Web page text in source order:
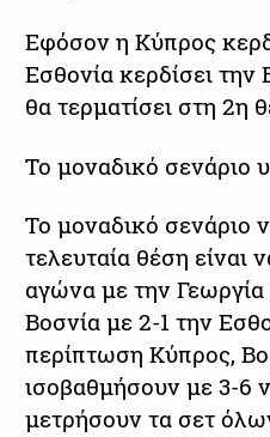
Εφόσον η Κύπρος
Εσθονία κερδίσει
θα τερματίσει στη 2η
Το μοναδικό σενάριο
Το μοναδικό σενάριο
τελευταία θέση είναι
αγώνα με την Γεωργία
Βοσνία με 2-1 την
περίπτωση Κύπρος,
ισοβαθμήσουν με 3-6
μετρήσουν τα σετ